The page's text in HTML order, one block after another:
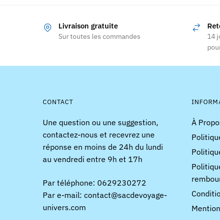
Livraison gratuite
Sur toutes les commandes
14
CONTACT
Une question ou une suggestion,
contactez-nous et recevrez une
réponse en moins de 24h du lundi
au vendredi entre 9h et 17h
Par téléphone: 0629230272
Par e-mail: contact@sacdevoyage-
univers.com
À